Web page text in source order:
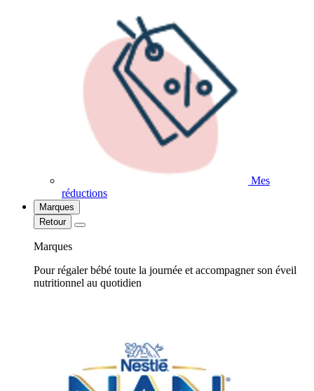
Mes
réductions
Marques
Retour
Marques
Pour régaler bébé toute la journée et accompagner son éveil
nutritionnel au quotidien